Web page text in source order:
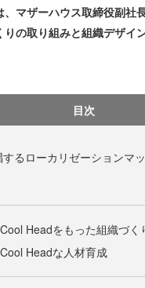
マザーハウス取締役副社
の取り組みと組織デザイ
目次
るローカリゼーションマ
Headをもった組織づく
Headな人材育成